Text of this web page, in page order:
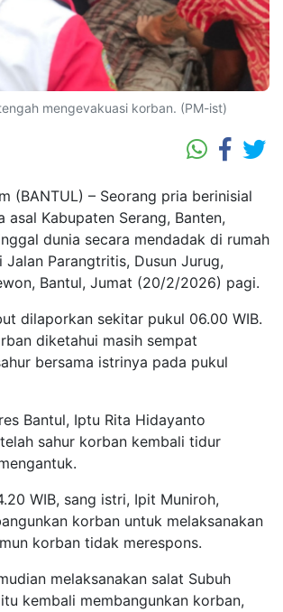
mengevakuasi korban. (PM-ist)
(BANTUL) – Seorang pria berinisial
asal Kabupaten Serang, Banten,
dunia secara mendadak di rumah
Jalan Parangtritis, Dusun Jurug,
Bantul, Jumat (20/2/2026) pagi.
dilaporkan sekitar pukul 06.00 WIB.
diketahui masih sempat
bersama istrinya pada pukul
Bantul, Iptu Rita Hidayanto
sahur korban kembali tidur
WIB, sang istri, Ipit Muniroh,
korban untuk melaksanakan
korban tidak merespons.
melaksanakan salat Subuh
kembali membangunkan korban,